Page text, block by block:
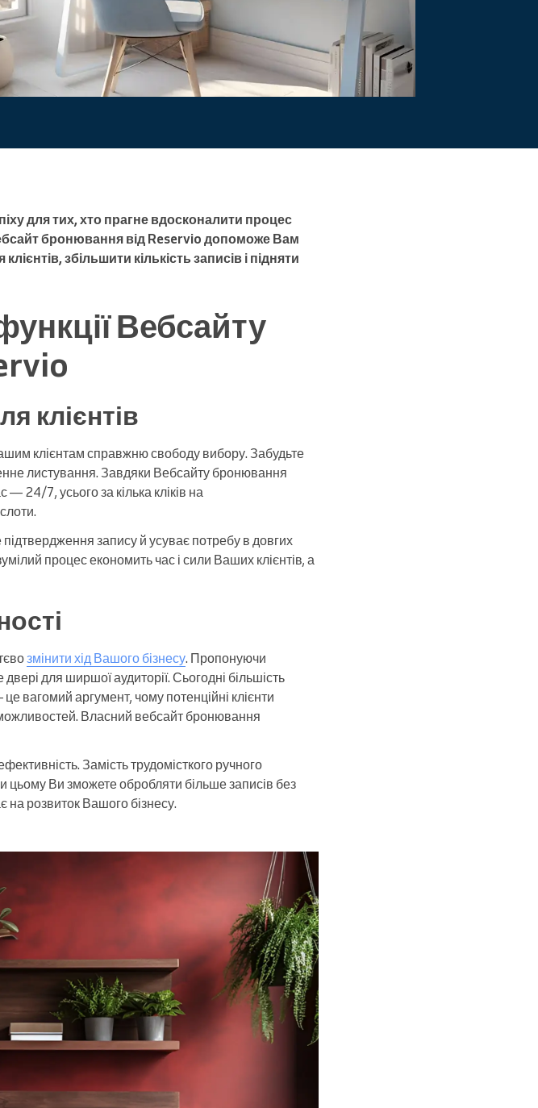
для тих, хто прагне вдосконалити процес
бронювання від Reservio допоможе Вам
збільшити кількість записів і підняти
Вебсайту
клієнтів
клієнтам справжню свободу вибору. Забудьте
листування. Завдяки Вебсайту бронювання
24/7, усього за кілька кліків на
підтвердження запису й усуває потребу в довгих
процес економить час і сили Ваших клієнтів, а
змінити хід Вашого бізнесу. Пропонуючи
для ширшої аудиторії. Сьогодні більшість
вагомий аргумент, чому потенційні клієнти
Власний вебсайт бронювання
Замість трудомісткого ручного
цьому Ви зможете обробляти більше записів без
на розвиток Вашого бізнесу.